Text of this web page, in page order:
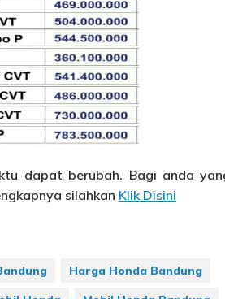
dapat berubah. Bagi anda
silahkan Klik Disini
Harga Honda Bandung